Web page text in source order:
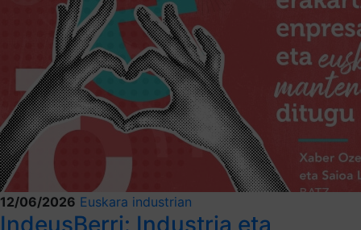
12/06/2026 Euskara industrian
IndeusBerri: Industria eta